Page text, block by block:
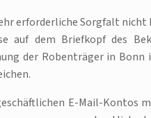
erforderliche Sorgfalt
auf dem Briefkopf des
der Robenträger in Bonn
E-Mail-Kontos